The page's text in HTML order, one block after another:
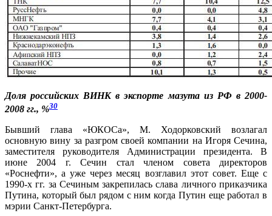
Доля российских ВИНК в экспорте мазута из РФ в 2000-
2008 гг., %30
Бывший глава «ЮКОСа», М. Ходорковский возлагал
основную вину за разгром своей компании на Игоря Сечина,
заместителя руководителя Администрации президента. В
июне 2004 г. Сечин стал членом совета директоров
«Роснефти», а уже через месяц возглавил этот совет. Еще с
1990-х гг. за Сечиным закрепилась слава личного приказчика
Путина, который был рядом с ним когда Путин еще работал в
мэрии Санкт-Петербурга.